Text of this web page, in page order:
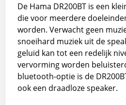
De Hama DR200BT is een
die voor meerdere
worden. Verwacht geen
snoeihard muziek uit de
geluid kan tot een redelijk
vervorming worden
bluetooth-optie is de
ook een draadloze speaker.